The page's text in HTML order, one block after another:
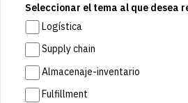
Seleccionar el tema al que desea
Logística
Supply chain
Almacenaje-inventario
Fulfillment